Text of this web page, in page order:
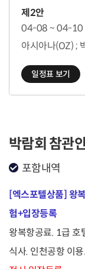
제2안
04-08 ~ 04-10
아시아나(OZ) ;
일정표 보기
박람회 참관
포함내역
[엑스포텔상품] 왕
험+입장등록
왕복항공료. 1급 호
식사. 인천공항 이